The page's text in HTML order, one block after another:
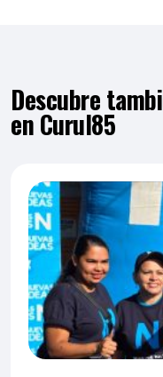
Descubre
en Curul85